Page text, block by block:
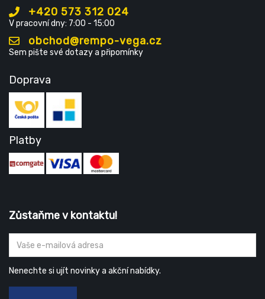
+420 573 312 024
V pracovní dny: 7:00 - 15:00
obchod@rempo-vega.cz
Sem pište své dotazy a připomínky
Doprava
Platby
Zůstaňme v kontaktu!
Nenechte si ujít novinky a akční nabídky.